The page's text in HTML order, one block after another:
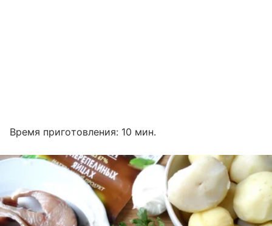
Время приготовления: 10 мин.